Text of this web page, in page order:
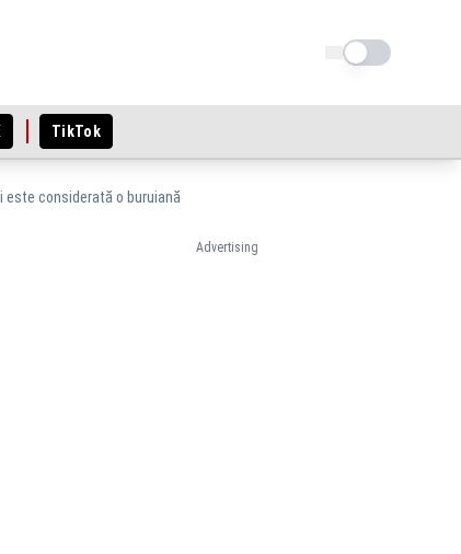
Schimba tema
TikTok
este considerată o buruiană
Advertising